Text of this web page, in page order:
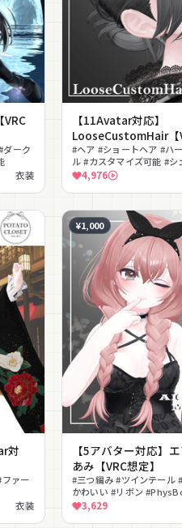
ダーク
衣装
【11Avatar対応】
LooseCustomHair【
#ヘア #ショートヘア #ハ
ル #カスタマイズ可能 #シ
能 #カジュアル #髪型
4,976
対
ァー
衣装
¥1,000
【5アバター対応】
あみ【VRC想定】
#三つ編み #ツインテール
かわいい #リボン
3,629